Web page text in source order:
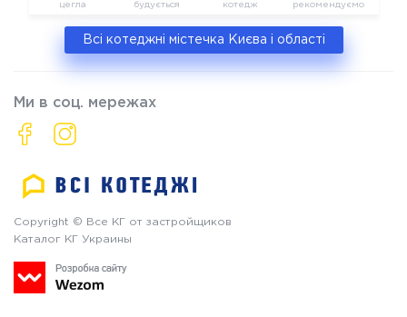
цегла будується котедж рекомендуємо
Всі котеджні містечка Києва і області
Ми в соц. мережах
Copyright © Все КГ от застройщиков
Каталог КГ Украины